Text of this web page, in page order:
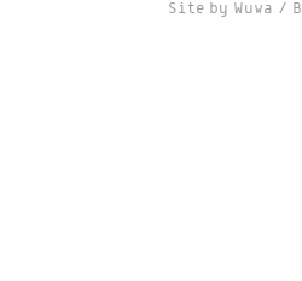
Site by Wuwa /